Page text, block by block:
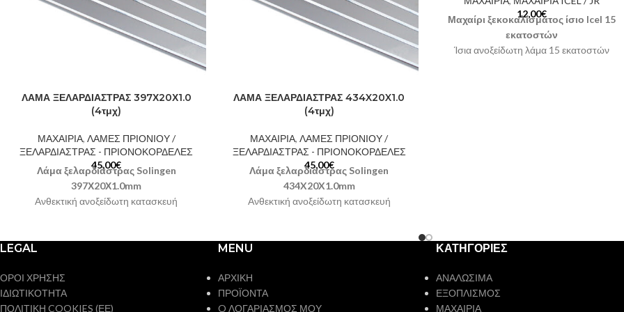
ΛΑΜΑ ΞΕΛΑΡΔΙΑΣΤΡΑΣ 397Χ20Χ1.0
(4τμχ)
ΜΑΧΑΙΡΙΑ, ΛΑΜΕΣ ΠΡΙΟΝΙΟΥ /
ΞΕΛΑΡΔΙΑΣΤΡΑΣ - ΠΡΙΟΝΟΚΟΡΔΕΛΕΣ
45,00€
Λάμα ξελαρδιάστρας Solingen
397Χ20Χ1.0mm
Ανθεκτική ανοξείδωτη κατασκευή
ΛΑΜΑ ΞΕΛΑΡΔΙΑΣΤΡΑΣ 434X20X1.0
(4τμχ)
ΜΑΧΑΙΡΙΑ,ΛΑΜΕΣ ΠΡΙΟΝΙΟΥ /
ΞΕΛΑΡΔΙΑΣΤΡΑΣ - ΠΡΙΟΝΟΚΟΡΔΕΛΕΣ
45,00€
Λάμα ξελαρδιάστρας Solingen
434X20X1.0mm
Ανθεκτική ανοξείδωτη κατασκευή
12,00€
Μαχαίρι ξεκοκαλίσματος ίσιο Icel 15
εκατοστών
Ίσια ανοξείδωτη λάμα 15 εκατοστών
LEGAL
ΟΡΟΙ ΧΡΗΣΗΣ
ΙΔΙΩΤΙΚΟΤΗΤΑ
ΠΟΛΙΤΙΚΗ COOKIES (ΕΕ)
MENU
ΑΡΧΙΚΗ
ΠΡΟΪΟΝΤΑ
O ΛΟΓΑΡΙΑΣΜΟΣ ΜΟΥ
ΚΑΤΗΓΟΡΙΕΣ
ΑΝΑΛΩΣΙΜΑ
ΕΞΟΠΛΙΣΜΟΣ
ΜΑΧΑΙΡΙΑ